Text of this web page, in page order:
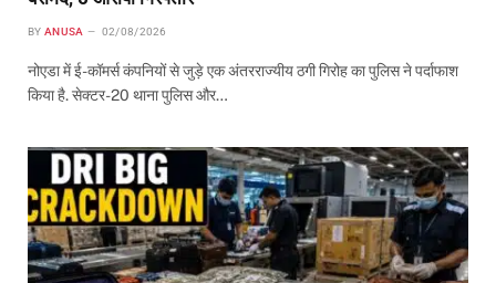
BY ANUSA 02/08/2026
नोएडा में ई-कॉमर्स कंपनियों से जुड़े एक अंतरराज्यीय ठगी गिरोह का पुलिस ने पर्दाफाश
किया है. सेक्टर-20 थाना पुलिस और…